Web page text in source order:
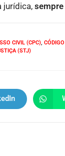
jurídica,
CIVIL (CPC),
(STJ)